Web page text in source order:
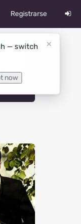
Registrarse
— switch
now